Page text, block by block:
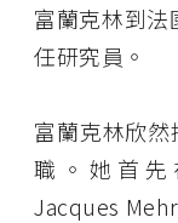
富蘭克林到
任研究員。
富蘭克林欣
職。她首
Jacques